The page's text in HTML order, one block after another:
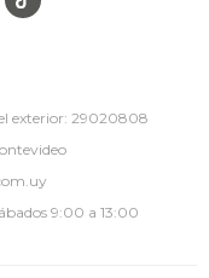
exterior: 29020808
9:00 a 13:00